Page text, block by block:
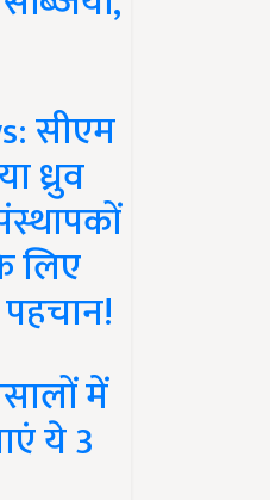
सीएम
ध्रुव
लिए
में
ये 3